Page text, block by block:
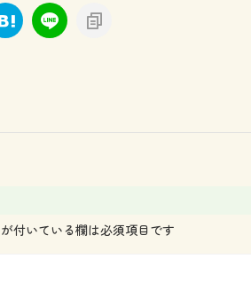
が付いている欄は必須項目です